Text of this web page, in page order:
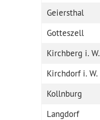
Geiersthal
Gotteszell
Kirchberg i. W.
Kirchdorf i. W.
Kollnburg
Langdorf